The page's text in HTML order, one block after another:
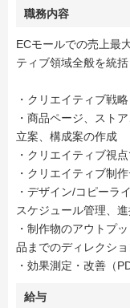
職務内容
ECモールでの売上最
ティブ領域全般を統
・クリエイティブ戦
・商品ページ、スト
立案、構成案の作成
・クリエイティブ視
・クリエイティブ制
・デザイン/コピーラ
スケジュール管理、
・制作物のアウトプ
品までのディレクショ
・効果測定・改善（
給与